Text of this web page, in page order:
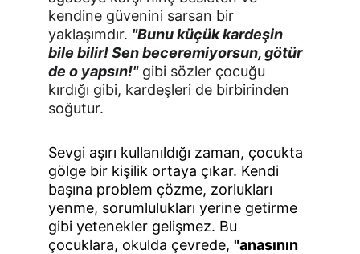
kendine güvenini sarsan bir
yaklaşımdır. "Bunu küçük kardeşin
bile bilir! Sen beceremiyorsun, götür
de o yapsın!" gibi sözler çocuğu
kırdığı gibi, kardeşleri de birbirinden
soğutur.
Sevgi aşırı kullanıldığı zaman, çocukta
gölge bir ki­şilik ortaya çıkar. Kendi
başına problem çözme, zorluk­ları
yenme, sorumlulukları yerine getirme
gibi yetenekler gelişmez. Bu
çocuklara, okulda çevrede, "anasının